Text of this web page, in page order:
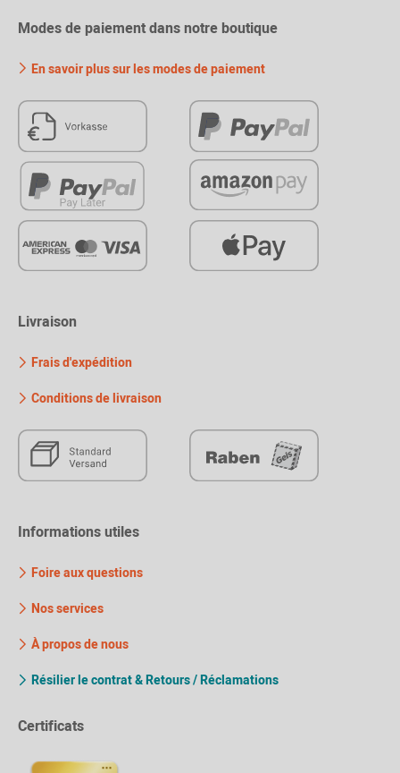
Modes de paiement dans notre boutique
En savoir plus sur les modes de paiement
Livraison
Frais d'expédition
Conditions de livraison
Informations utiles
Foire aux questions
Nos services
À propos de nous
Résilier le contrat & Retours / Réclamations
Certificats